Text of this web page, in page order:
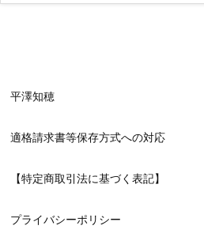
平澤知穂
適格請求書等保存方式への対応
【特定商取引法に基づく表記】
プライバシーポリシー